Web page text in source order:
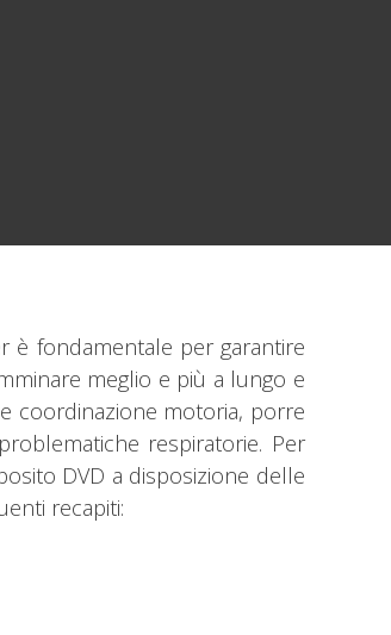
è fondamentale per garantire
meglio e più a lungo e
coordinazione motoria, porre
respiratorie. Per
DVD a disposizione delle
recapiti: